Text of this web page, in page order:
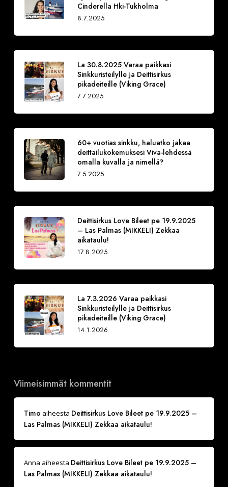
Cinderella Hki-Tukholma
8.7.2025
La 30.8.2025 Varaa paikkasi
Sinkkuristeilylle ja Deittisirkus
pikadeiteille (Viking Grace)
7.7.2025
60+ vuotias sinkku, haluatko jakaa
deittailukokemuksesi Viva-lehdessä
omalla kuvalla ja nimellä?
7.5.2025
Deittisirkus Love Bileet pe 19.9.2025
– Las Palmas (MIKKELI) Zekkaa
aikataulu!
17.8.2025
La 7.3.2026 Varaa paikkasi
Sinkkuristeilylle ja Deittisirkus
pikadeiteille (Viking Grace)
14.1.2026
Viimeisimmät kommentit
Timo aiheesta Deittisirkus Love Bileet pe 19.9.2025 –
Las Palmas (MIKKELI) Zekkaa aikataulu!
Anna aiheesta Deittisirkus Love Bileet pe 19.9.2025 –
Las Palmas (MIKKELI) Zekkaa aikataulu!